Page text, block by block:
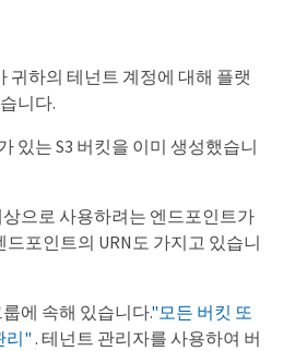
귀하의 테넌트 계정에 대해 플랫
니다.
있는 S3 버킷을 이미 생성했습니
으로 사용하려는 엔드포인트가
포인트의 URN도 가지고 있습니
에 속해 있습니다."모든 버킷 또
리" . 테넌트 관리자를 사용하여 버